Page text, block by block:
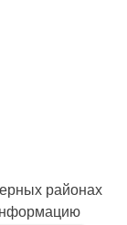
районах